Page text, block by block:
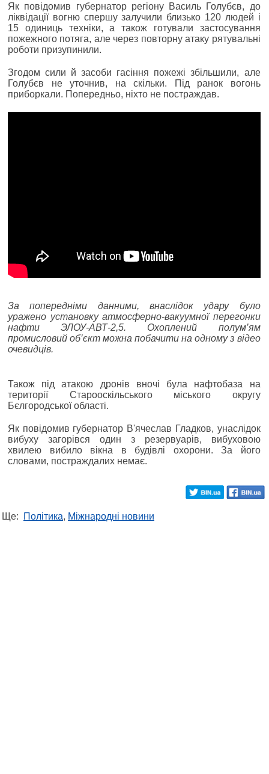
Як повідомив губернатор регіону Василь Голубєв, до
ліквідації вогню спершу залучили близько 120 людей і
15 одиниць техніки, а також готували застосування
пожежного потяга, але через повторну атаку рятувальні
роботи призупинили.
Згодом сили й засоби гасіння пожежі збільшили, але
Голубєв не уточнив, на скільки. Під ранок вогонь
приборкали. Попередньо, ніхто не постраждав.
За попередніми данними, внаслідок удару було
уражено установку атмосферно-вакуумної перегонки
нафти ЭЛОУ-АВТ-2,5. Охоплений полум’ям
промисловий об’єкт можна побачити на одному з відео
очевидців.
Також під атакою дронів вночі була нафтобаза на
території Старооскільського міського округу
Бєлгородської області.
Як повідомив губернатор В'ячеслав Гладков, унаслідок
вибуху загорівся один з резервуарів, вибуховою
хвилею вибило вікна в будівлі охорони. За його
словами, постраждалих немає.
Ще: Політика, Міжнародні новини